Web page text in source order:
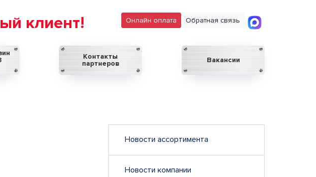
клиент! Обратная связь
Онлайн оплата
Контакты
партнеров
Вакансии
Новости ассортимента
Новости компании